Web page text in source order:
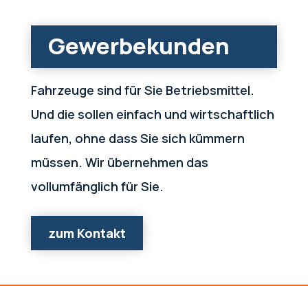
Gewerbe­kunden
Fahrzeuge sind für Sie Betriebsmittel.
Und die sollen einfach und wirtschaftlich
laufen, ohne dass Sie sich kümmern
müssen. Wir übernehmen das
vollumfänglich für Sie.
zum Kontakt